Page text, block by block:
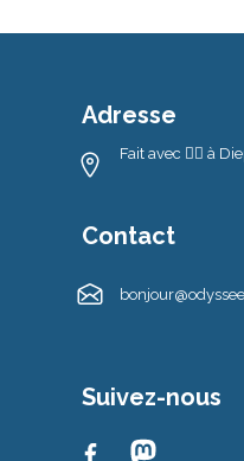
Adresse
Fait avec ❤️‍🔥 à
Contact
Suivez-nous